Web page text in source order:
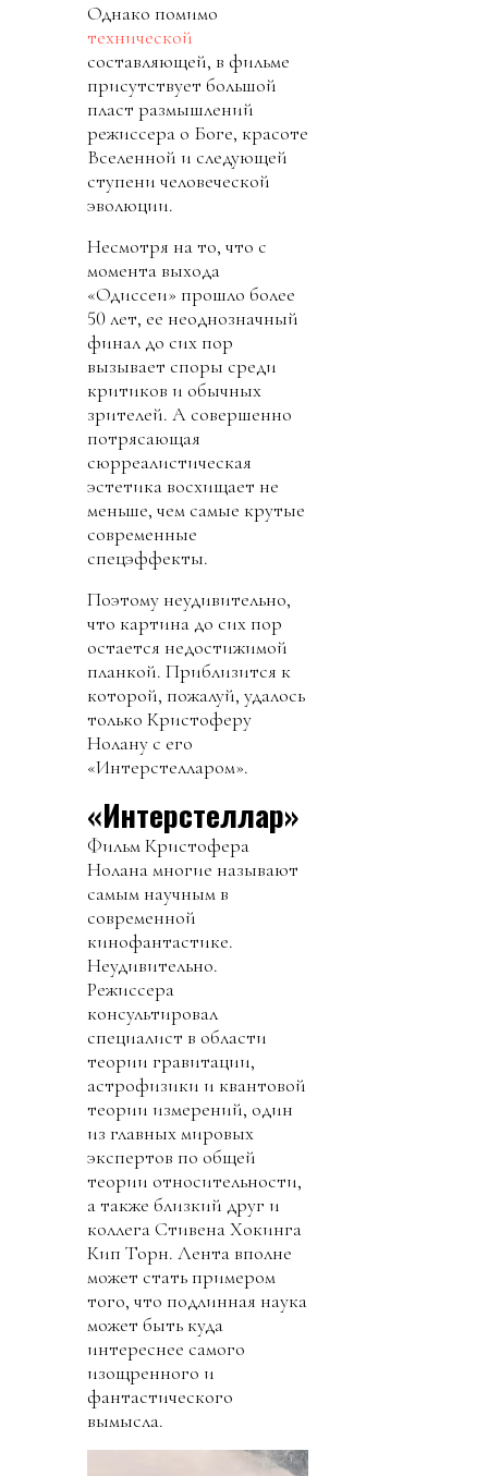
Однако помимо
технической
составляющей, в фильме
присутствует большой
пласт размышлений
режиссера о Боге, красоте
Вселенной и следующей
ступени человеческой
эволюции.
Несмотря на то, что с
момента выхода
«Одиссеи» прошло более
50 лет, ее неоднозначный
финал до сих пор
вызывает споры среди
критиков и обычных
зрителей. А совершенно
потрясающая
сюрреалистическая
эстетика восхищает не
меньше, чем самые крутые
современные
спецэффекты.
Поэтому неудивительно,
что картина до сих пор
остается недостижимой
планкой. Приблизится к
которой, пожалуй, удалось
только Кристоферу
Нолану с его
«Интерстелларом».
«Интерстеллар»
Фильм Кристофера
Нолана многие называют
самым научным в
современной
кинофантастике.
Неудивительно.
Режиссера
консультировал
специалист в области
теории гравитации,
астрофизики и квантовой
теории измерений, один
из главных мировых
экспертов по общей
теории относительности,
а также близкий друг и
коллега Стивена Хокинга
Кип Торн. Лента вполне
может стать примером
того, что подлинная наука
может быть куда
интереснее самого
изощренного и
фантастического
вымысла.